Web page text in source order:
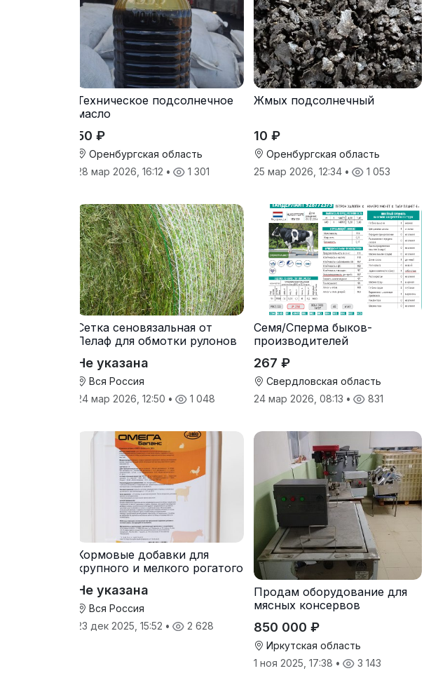
Техническое подсолнечное
масло
50 ₽
Оренбургская область
28 мар 2026, 16:12 • 1 301
Жмых подсолнечный
10 ₽
Оренбургская область
25 мар 2026, 12:34 • 1 053
Сетка сеновязальная от
Лелаф для обмотки рулонов
Не указана
Вся Россия
24 мар 2026, 12:50 • 1 048
Семя/Сперма быков-
производителей
267 ₽
Свердловская область
24 мар 2026, 08:13 • 831
Кормовые добавки для
крупного и мелкого рогатого
Не указана
Вся Россия
23 дек 2025, 15:52 • 2 628
Продам оборудование для
мясных консервов
850 000 ₽
Иркутская область
1 ноя 2025, 17:38 • 3 143